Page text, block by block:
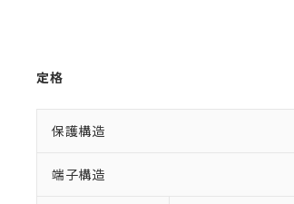
定格
保護構造
端子構造